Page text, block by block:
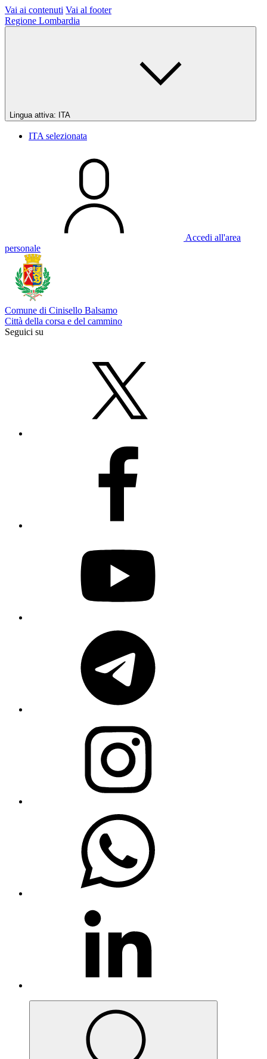
Vai ai contenuti Vai al footer
Regione Lombardia
Lingua attiva: ITA
ITA selezionata
Accedi all'area
personale
Comune di Cinisello Balsamo
Città della corsa e del cammino
Seguici su